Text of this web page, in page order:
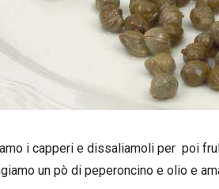
i capperi e dissaliamoli per poi
un pò di peperoncino e olio e